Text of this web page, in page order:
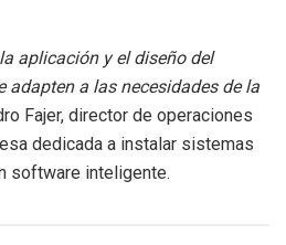
aplicación y el diseño del
adapten a las necesidades de la
Fajer, director de operaciones
dedicada a instalar sistemas
software inteligente.